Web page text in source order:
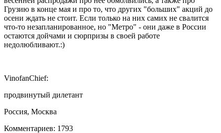
Грузию в конце мая и про то, что других "больших" акций до
осени ждать не стоит. Если только на них самих не свалится
что-то незапланированное, но "Метро" - они даже в России
остаются дойчами и сюрпризы в своей работе
недолюбливают.:)
VinofanChief:
продвинутый дилетант
Россия, Москва
Комментариев: 1793